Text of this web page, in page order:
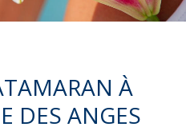
À
DES ANGES